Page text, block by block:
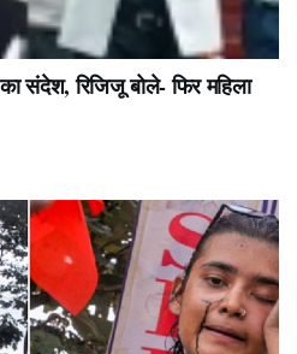
संदेश, रिजिजू बोले- फिर महिला